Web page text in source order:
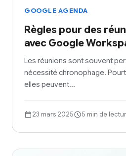
GOOGLE AGENDA
Règles pour des
avec Google
Les réunions sont souvent
nécessité chronophage.
elles peuvent…
23 mars 2025 5 min de